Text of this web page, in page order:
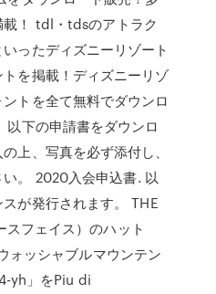
！ tdl・tdsのアトラク
ったディズニーリゾート
を掲載！ディズニーリゾ
トを全て無料でダウンロ
下の申請書をダウンロ
上、写真を必ず添付し、
。 2020入会申込書. 以
が発行されます。 THE
スフェイス）のハット
ォッシャブルマウンテン
yh」をPiu di